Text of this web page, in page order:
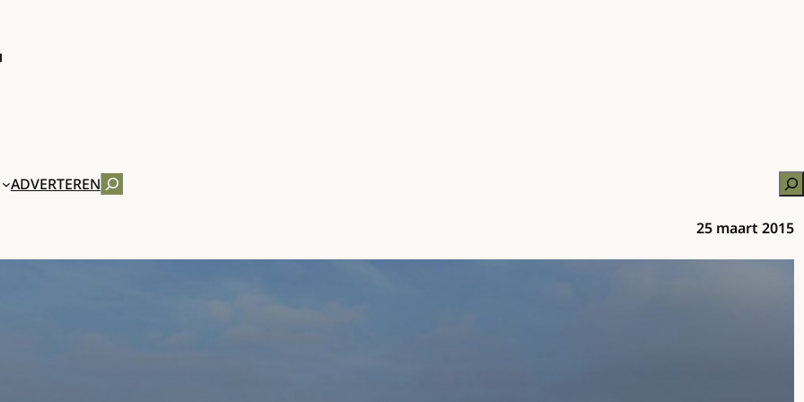
ADVERTERENZOEKEN
25 maart 2015